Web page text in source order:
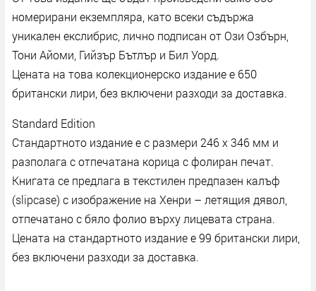
номерирани екземпляра, като всеки съдържа
уникален екслибрис, лично подписан от Ози Озбърн,
Тони Айоми, Гийзър Бътлър и Бил Уорд.
Цената на това колекционерско издание е 650
британски лири, без включени разходи за доставка.
Standard Edition
Стандартното издание е с размери 246 x 346 мм и
разполага с отпечатана корица с фолиран печат.
Книгата се предлага в текстилен предпазен калъф
(slipcase) с изображение на Хенри – летящия дявол,
отпечатано с бяло фолио върху лицевата страна.
Цената на стандартното издание е 99 британски лири,
без включени разходи за доставка.